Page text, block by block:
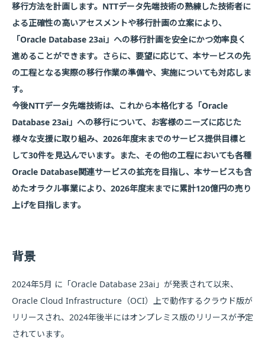
移行方法を計画します。NTTデータ先端技術の熟練した技術者に
よる正確性の高いアセスメントや移行計画の立案により、
「Oracle Database 23ai」への移行計画を安全にかつ効率良く
進めることができます。さらに、要望に応じて、本サービスの先
の工程となる実際の移行作業の準備や、実施についても対応しま
す。
今後NTTデータ先端技術は、これから本格化する「Oracle
Database 23ai」への移行について、お客様のニーズに応じた
様々な支援に取り組み、2026年度末までのサービス提供目標と
して30件を見込んでいます。また、その他の工程においても各種
Oracle Database関連サービスの拡充を目指し、本サービスも含
めたオラクル事業により、2026年度末までに累計120億円の売り
上げを目指します。
背景
2024年5月 に「Oracle Database 23ai」が発表されて以来、
Oracle Cloud Infrastructure（OCI）上で動作するクラウド版が
リリースされ、2024年後半にはオンプレミス版のリリースが予定
されています。